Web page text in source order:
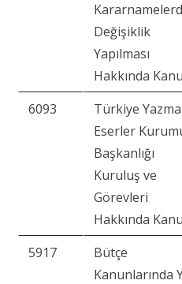
Değişiklik
Yapılması
Hakkında
6093
Türkiye Yazma
Eserler
Başkanlığı
Kuruluş ve
Görevleri
Hakkında
5917
Bütçe
Kanunlarında